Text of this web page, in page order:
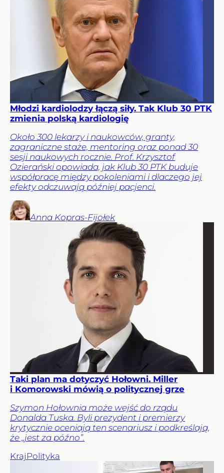
Młodzi kardiolodzy łączą siły. Tak Klub 30 PTK
zmienia polską kardiologię
Około 300 lekarzy i naukowców, granty,
zagraniczne staże, mentoring oraz ponad 30
sesji naukowych rocznie. Prof. Krzysztof
Ozierański opowiada, jak Klub 30 PTK buduje
współpracę między pokoleniami i dlaczego jej
efekty odczuwają później pacjenci.
Anna Kopras-Fijołek
Taki plan ma dotyczyć Hołowni. Miller
i Komorowski mówią o politycznej grze
Szymon Hołownia może wejść do rządu
Donalda Tuska. Byli prezydent i premierzy
krytycznie oceniają ten scenariusz i podkreślają,
że „jest za późno”.
Kraj Polityka